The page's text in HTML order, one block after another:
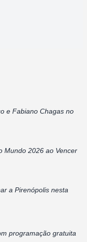
e Fabiano Chagas no
Mundo 2026 ao Vencer
a Pirenópolis nesta
programação gratuita